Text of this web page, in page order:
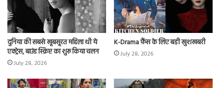
दुनिया की सबसे खूबसूरत महिला थी ये
एक्ट्रेस, बाउंड स्क्रिप्ट का शुरू किया चलन
July 28, 2026
K-Drama फैंस के लिए बड़ी खुशखबरी
July 28, 2026